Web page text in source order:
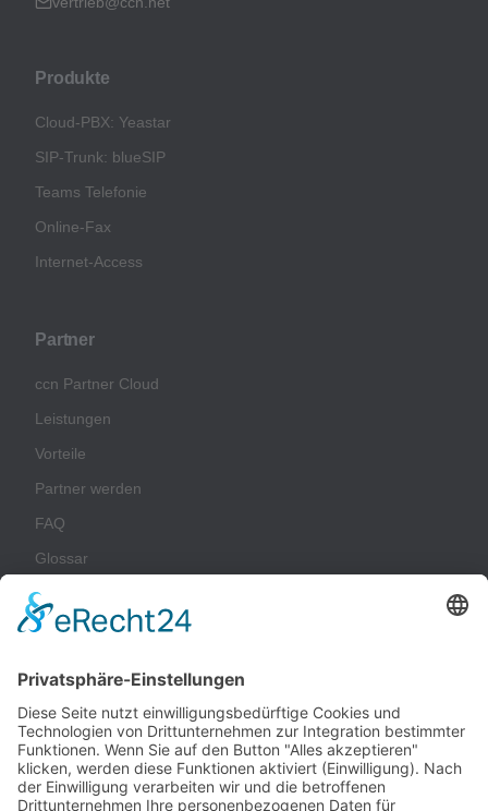
Produkte
Cloud-PBX: Yeastar
SIP-Trunk: blueSIP
Teams Telefonie
Online-Fax
Internet-Access
Partner
ccn Partner Cloud
Leistungen
Vorteile
Partner werden
FAQ
Glossar
Unternehmen
Impressum
Datenschutz
AGB
Nachhaltigkeit